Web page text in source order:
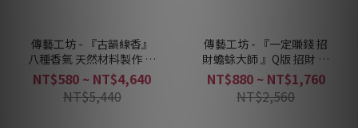
傳藝工坊 - 『古韻線香』
八種香氣 天然材料製作 線
香 盤香
NT$580 ~ NT$4,640
NT$5,440
傳藝工坊 - 『一定賺錢 招
財蟾蜍大師 』Q版 招財 蟾
蜍 青砂石塑
NT$880 ~ NT$1,760
NT$2,560